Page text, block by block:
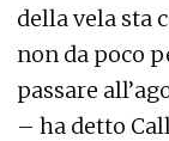
della vela sta
non da poco
passare
– ha detto